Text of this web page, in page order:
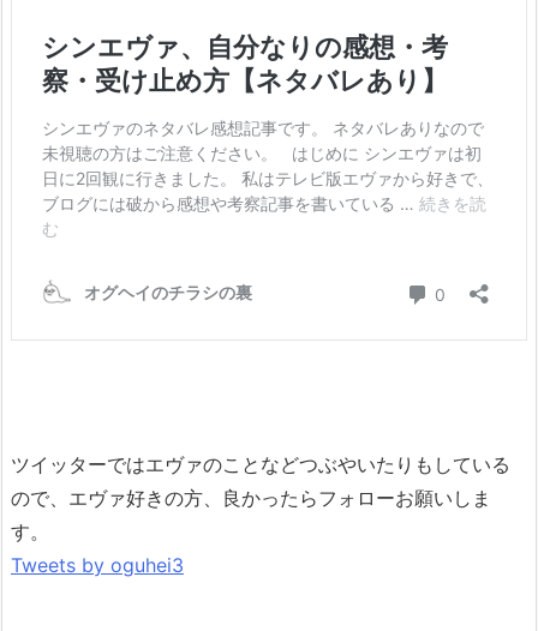
ツイッターではエヴァのことなどつぶやいたりもしている
ので、エヴァ好きの方、良かったらフォローお願いしま
す。
Tweets by oguhei3